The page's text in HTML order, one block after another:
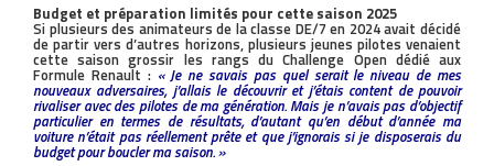
Budget et préparation limités pour cette saison 2025
Si plusieurs des animateurs de la classe DE/7 en 2024 avait décidé
de partir vers d’autres horizons, plusieurs jeunes pilotes venaient
cette saison grossir les rangs du Challenge Open dédié aux
Formule Renault : « Je ne savais pas quel serait le niveau de mes
nouveaux adversaires, j’allais le découvrir et j’étais content de pouvoir
rivaliser avec des pilotes de ma génération. Mais je n’avais pas d’objectif
particulier en termes de résultats, d’autant qu’en début d’année ma
voiture n’était pas réellement prête et que j’ignorais si je disposerais du
budget pour boucler ma saison. »